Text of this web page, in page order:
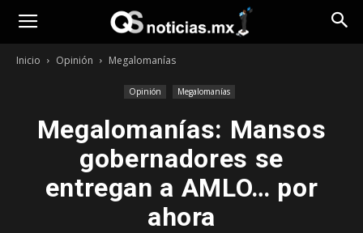
Inicio Opinión Megalomanías
Opinión Megalomanías
Megalomanías: Mansos
gobernadores se
entregan a AMLO… por
ahora